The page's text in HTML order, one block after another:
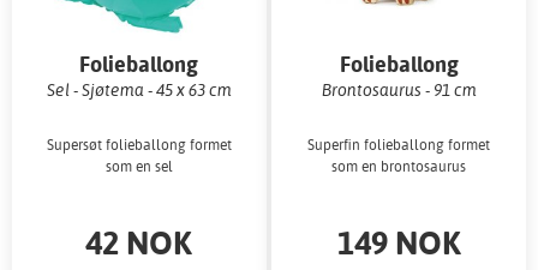
Folieballong
Sel - Sjøtema - 45 x 63 cm
Supersøt folieballong formet
som en sel
42 NOK
Folieballong
Brontosaurus - 91 cm
Superfin folieballong formet
som en brontosaurus
149 NOK